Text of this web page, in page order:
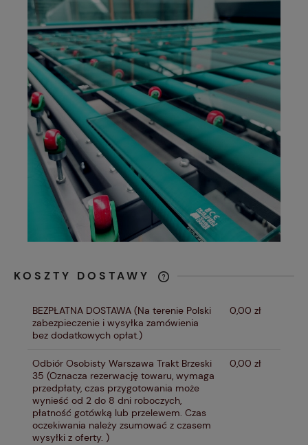
KOSZTY DOSTAWY
KOSZTÓW PŁATNOŚCI
BEZPŁATNA DOSTAWA (Na terenie Polski
zabezpieczenie i wysyłka zamówienia
bez dodatkowych opłat.)
0,00 zł
Odbiór Osobisty Warszawa Trakt Brzeski
35 (Oznacza rezerwację towaru, wymaga
przedpłaty, czas przygotowania może
wynieść od 2 do 8 dni roboczych,
płatność gotówką lub przelewem. Czas
oczekiwania należy zsumować z czasem
wysyłki z oferty. )
0,00 zł